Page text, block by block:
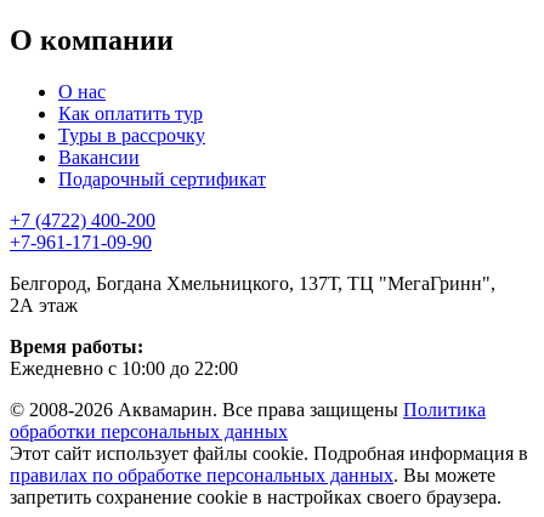
О компании
О нас
Как оплатить тур
Туры в рассрочку
Вакансии
Подарочный сертификат
+7 (4722) 400-200
+7-961-171-09-90
Белгород, Богдана Хмельницкого, 137Т, ТЦ "МегаГринн",
2А этаж
Время работы:
Ежедневно с 10:00 до 22:00
© 2008-2026 Аквамарин. Все права защищены Политика
обработки персональных данных
Этот сайт использует файлы cookie. Подробная информация в
правилах по обработке персональных данных. Вы можете
запретить сохранение cookie в настройках своего браузера.